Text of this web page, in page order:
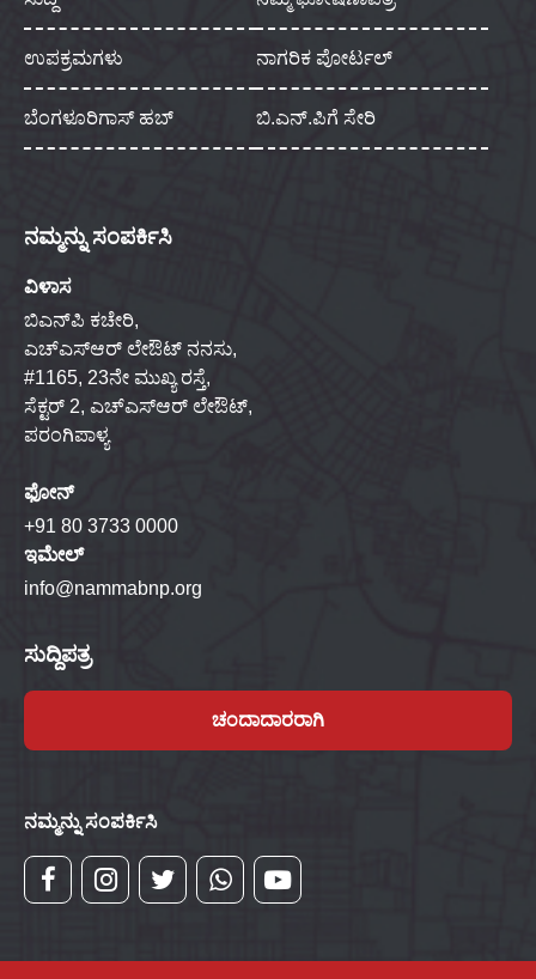
ಉಪಕ್ರಮಗಳು ನಾಗರಿಕ ಪೋರ್ಟಲ್
ಬೆಂಗಳೂರಿಗಾಸ್ ಹಬ್ ಬಿ.ಎನ್.ಪಿಗೆ ಸೇರಿ
ನಮ್ಮನ್ನು ಸಂಪರ್ಕಿಸಿ
ವಿಳಾಸ
ಬಿಎನ್‌ಪಿ ಕಚೇರಿ,
ಎಚ್‌ಎಸ್‌ಆರ್ ಲೇಔಟ್ ನನಸು,
#1165, 23ನೇ ಮುಖ್ಯ ರಸ್ತೆ,
ಸೆಕ್ಟರ್ 2, ಎಚ್‌ಎಸ್‌ಆರ್ ಲೇಔಟ್,
ಪರಂಗಿಪಾಳ್ಯ
ಫೋನ್
+91 80 3733 0000
ಇಮೇಲ್
info@nammabnp.org
ಸುದ್ದಿಪತ್ರ
ಚಂದಾದಾರರಾಗಿ
ನಮ್ಮನ್ನು ಸಂಪರ್ಕಿಸಿ